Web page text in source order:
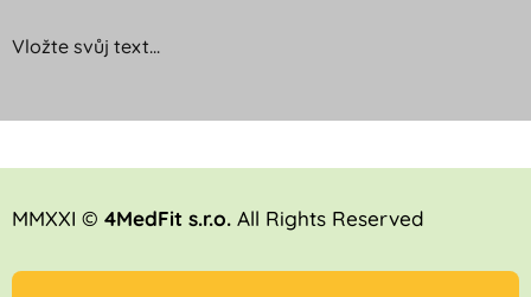
Vložte svůj text...
MMXXI © 4MedFit s.r.o. All Rights Reserved